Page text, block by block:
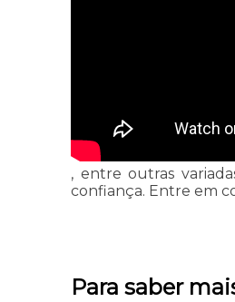
, entre outras
confiança. Entre em
Para saber